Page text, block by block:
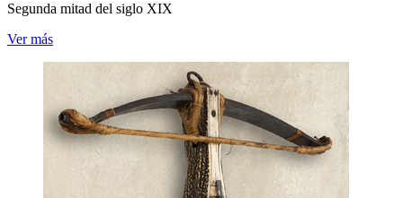
Segunda mitad del siglo XIX
Ver más